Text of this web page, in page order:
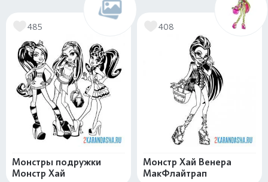
485
Монстры подружки
Монстр Хай
408
Монстр Хай Венера
МакФлайтрап